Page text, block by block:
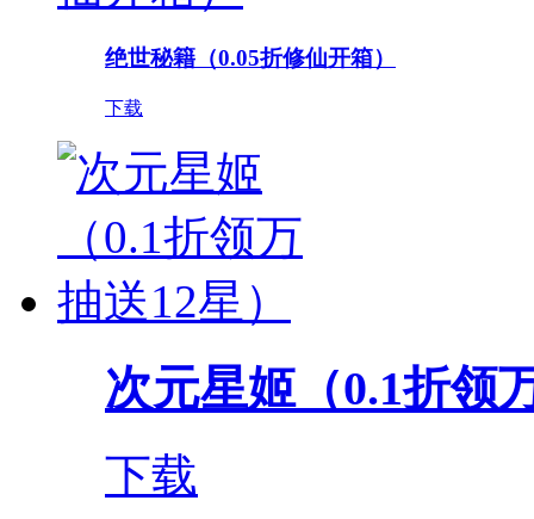
绝世秘籍（0.05折修仙开箱）
下载
次元星姬（0.1折领
下载